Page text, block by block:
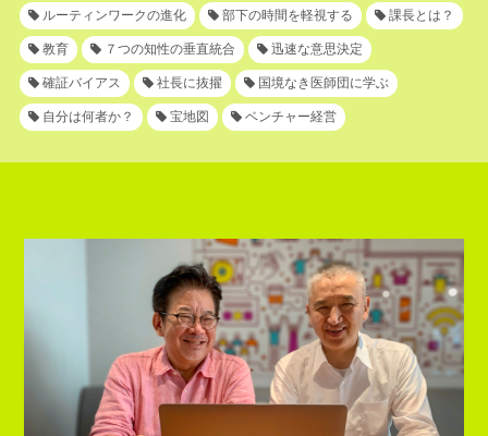
ルーティンワークの進化 部下の時間を軽視する 課長とは？
教育 ７つの知性の垂直統合 迅速な意思決定
確証バイアス 社長に抜擢 国境なき医師団に学ぶ
自分は何者か？ 宝地図 ベンチャー経営